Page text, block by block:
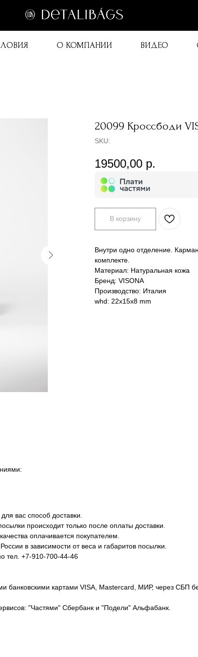
О КОМПАНИИ ВИДЕО
20099 Кроссбоди
SKU:
19500,00 р.
В корзину
Внутри одно отделение.
комплекте.
Материал: Натуральная кожа
Бренд: VISONA
Производство: Италия
whd: 22x15x8 mm
вас способ доставки.
происходит только после оплаты доставки.
оплачивается покупателем.
в зависимости от веса и габаритов посылки.
тел. +7-910-700-44-46
банковскими картами VISA, Mastercard, МИР, через СБП
"Частями" Сбербанк и "Подели" Альфабанк.